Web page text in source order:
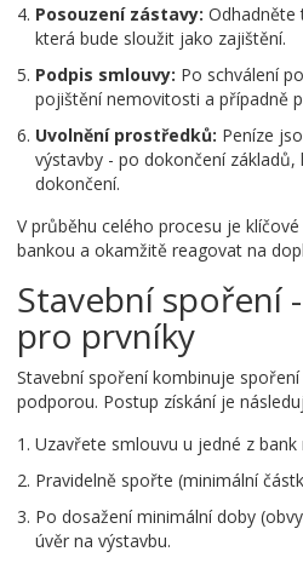
Posouzení zástavy:
která bude sloužit jako zajištění.
Podpis smlouvy: Po schválení
pojištění nemovitosti a případně
Uvolnění prostředků: Peníze
výstavby - po dokončení
dokončení.
V průběhu celého procesu je
bankou a okamžitě reagovat na
Stavební spoření
pro prvníky
Stavební spoření kombinuje
podporou. Postup získání je
Uzavřete smlouvu u jedné z
Pravidelně spořte (minimální
Po dosažení minimální doby
úvěr na výstavbu.